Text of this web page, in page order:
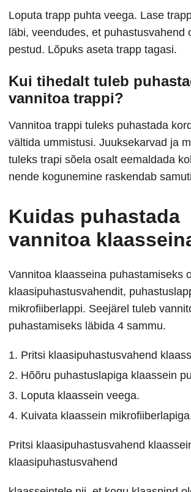
Loputa trapp puhta veega. Lase
läbi, veendudes, et puhastusvahend
pestud. Lõpuks aseta trapp tagasi.
Kui tihedalt tuleb
vannitoa trappi?
Vannitoa trappi tuleks puhastada
vältida ummistusi. Juuksekarvad ja
tuleks trapi sõela osalt eemaldada
nende kogunemine raskendab
Kuidas puhastada
vannitoa
Vannitoa klaasseina puhastamiseks
klaasipuhastusvahendit,
mikrofiiberlappi. Seejärel tuleb
puhastamiseks läbida 4 sammu.
Pritsi klaasipuhastusvahend
Hõõru puhastuslapiga klaassein
Loputa klaassein veega.
Kuivata klaassein
Pritsi klaasipuhastusvahend
klaasipuhastusvahend